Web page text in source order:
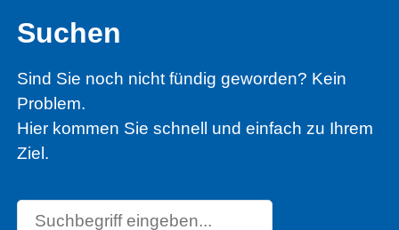
Suchen
Sind Sie noch nicht fündig geworden? Kein
Problem.
Hier kommen Sie schnell und einfach zu Ihrem
Ziel.